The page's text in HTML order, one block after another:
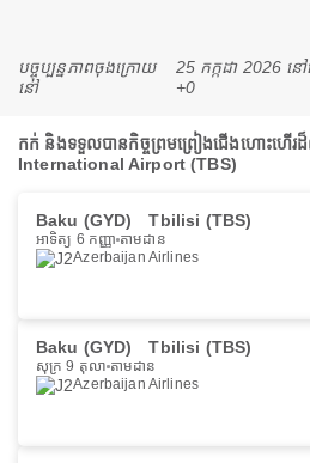
បច្ចុប្បន្នភាពចុងក្រោយ
នៅ
25 កក្កដា 2026
+0
កក់ និងទទួលបានកិច្ចព្រមព្រៀងជើងហោះហើរ
International Airport (TBS)
Baku (GYD) Tbilisi (TBS)
អាទិត្យ 6 កញ្ញា តាមដាន
Azerbaijan Airlines
Baku (GYD) Tbilisi (TBS)
សុក្រ 9 តុលា តាមដាន
Azerbaijan Airlines